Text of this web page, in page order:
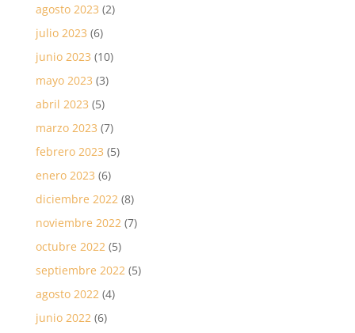
agosto 2023 (2)
julio 2023 (6)
junio 2023 (10)
mayo 2023 (3)
abril 2023 (5)
marzo 2023 (7)
febrero 2023 (5)
enero 2023 (6)
diciembre 2022(8)
noviembre 2022(7)
octubre 2022(5)
septiembre 2022(5)
agosto 2022(4)
junio 2022(6)